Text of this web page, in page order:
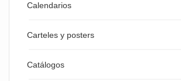
Calendarios
Carteles y posters
Catálogos